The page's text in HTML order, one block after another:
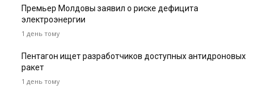
Премьер Молдовы заявил о риске дефицита
электроэнергии
1 день тому
Пентагон ищет разработчиков доступных антидроновых
ракет
1 день тому